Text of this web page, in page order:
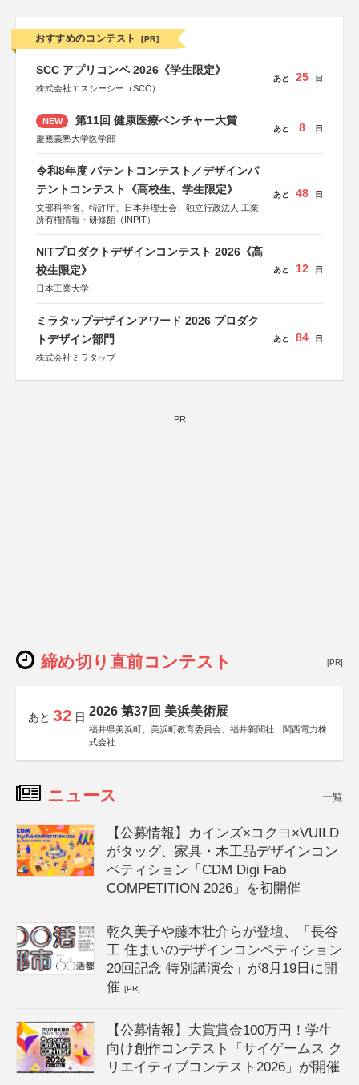
おすすめのコンテスト [PR]
SCC アプリコンペ 2026《学生限定》
株式会社エスシーシー（SCC）
あと 25 日
NEW 第11回 健康医療ベンチャー大賞
慶應義塾大学医学部
あと 8 日
令和8年度 パテントコンテスト／デザインパ
テントコンテスト《高校生、学生限定》
文部科学省、特許庁、日本弁理士会、独立行政法人 工業
所有権情報・研修館（INPIT）
あと 48 日
NITプロダクトデザインコンテスト 2026《高
校生限定》
日本工業大学
あと 12 日
ミラタップデザインアワード 2026 プロダク
トデザイン部門
株式会社ミラタップ
あと 84 日
PR
締め切り直前コンテスト [PR]
あと 32 日 2026 第37回 美浜美術展
福井県美浜町、美浜町教育委員会、福井新聞社、関西電力株
式会社
ニュース 一覧
【公募情報】カインズ×コクヨ×VUILD
がタッグ、家具・木工品デザインコン
ペティション「CDM Digi Fab
COMPETITION 2026」を初開催
乾久美子や藤本壮介らが登壇、「長谷
工 住まいのデザインコンペティション
20回記念 特別講演会」が8月19日に開
催[PR]
【公募情報】大賞賞金100万円！学生
向け創作コンテスト「サイゲームス ク
リエイティブコンテスト2026」が開催